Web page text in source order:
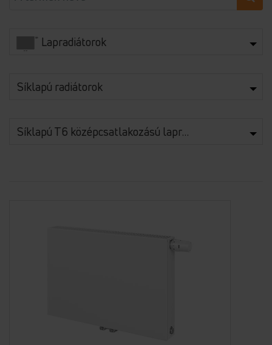
Lapradiátorok
Síklapú radiátorok
Síklapú T6 középcsatlakozású lapradiátorok